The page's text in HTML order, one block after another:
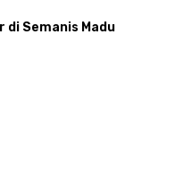
di Semanis Madu